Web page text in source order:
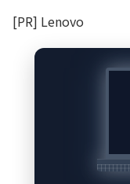
[PR] Lenovo